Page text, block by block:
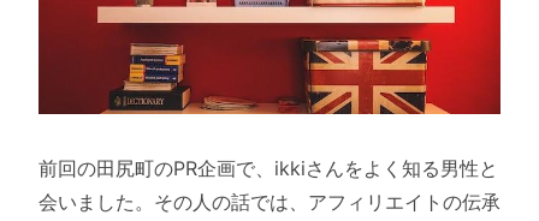
前回の田尻町のPR企画で、ikkiさんをよく知る男性と
会いました。その人の話では、アフィリエイトの伝承